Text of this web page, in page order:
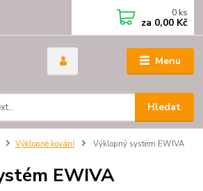
Menu
Hledat
0 ks
za 0,00 Kč
Výklopné kování Výklopný systém EWIVA
EWIVA